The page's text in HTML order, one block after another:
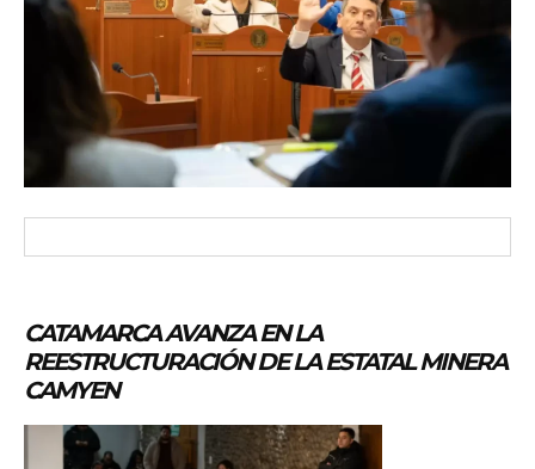
CATAMARCA AVANZA EN LA
REESTRUCTURACIÓN DE LA ESTATAL MINERA
CAMYEN